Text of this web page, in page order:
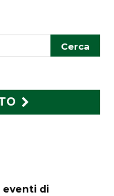
eventi di